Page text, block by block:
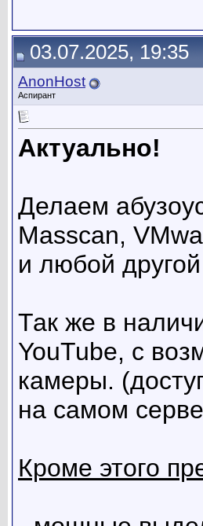
03.07.2025, 19:35
AnonHost
Аспирант
Актуально!
Делаем
Masscan,
и любой
Так же в
YouTube, с
камеры.
на самом
Кроме этого